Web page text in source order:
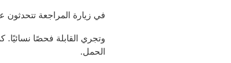
في زيارة المراجعة تتحدثون
وتجري القابلة فحصًا نسائيًا.
الحمل.